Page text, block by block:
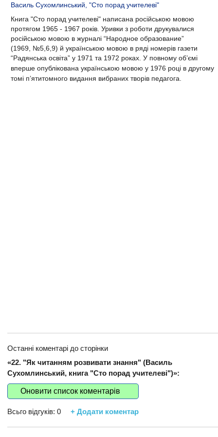
Василь Сухомлинський, "Сто порад учителеві"
Книга "Сто порад учителеві" написана російською мовою
протягом 1965 - 1967 років. Уривки з роботи друкувалися
російською мовою в журналі “Народное образование”
(1969, №5,6,9) й українською мовою в ряді номерів газети
“Радянська освіта” у 1971 та 1972 роках. У повному об’ємі
вперше опублікована українською мовою у 1976 році в другому
томі п’ятитомного видання вибраних творів педагога.
Останні коментарі до сторінки
«22. "Як читанням розвивати знання" (Василь
Сухомлинський, книга "Сто порад учителеві")»:
Оновити список коментарів
Всьго відгуків: 0 + Додати коментар